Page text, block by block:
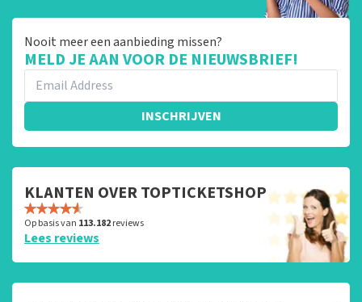
Nooit meer een aanbieding missen?
MELD JE AAN VOOR DE NIEUWSBRIEF!
INSCHRIJVEN
KLANTEN OVER TOPTICKETSHOP
Op basis van 113.182reviews
Lees reviews